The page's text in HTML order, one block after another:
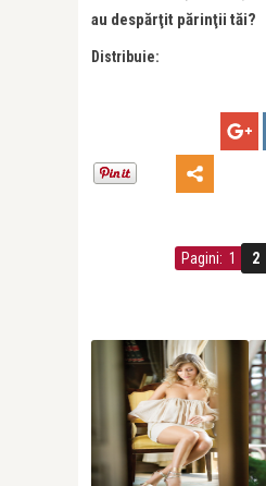
au despărţit părinţii tăi?
Distribuie:
Pagini: 1 2